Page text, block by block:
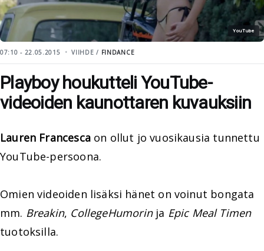
YouTube
07:10 - 22.05.2015 VIIHDE / FINDANCE
Playboy houkutteli YouTube-
videoiden kaunottaren kuvauksiin
Lauren Francescaon ollut jo vuosikausia tunnettu
YouTube-persoona.
Omien videoiden lisäksi hänet on voinut bongata
mm. Breakin, CollegeHumorinja Epic Meal Timen
tuotoksilla.